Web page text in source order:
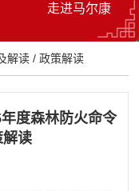
走进马尔康
解读 /政策解读
度森林防火命令
解读